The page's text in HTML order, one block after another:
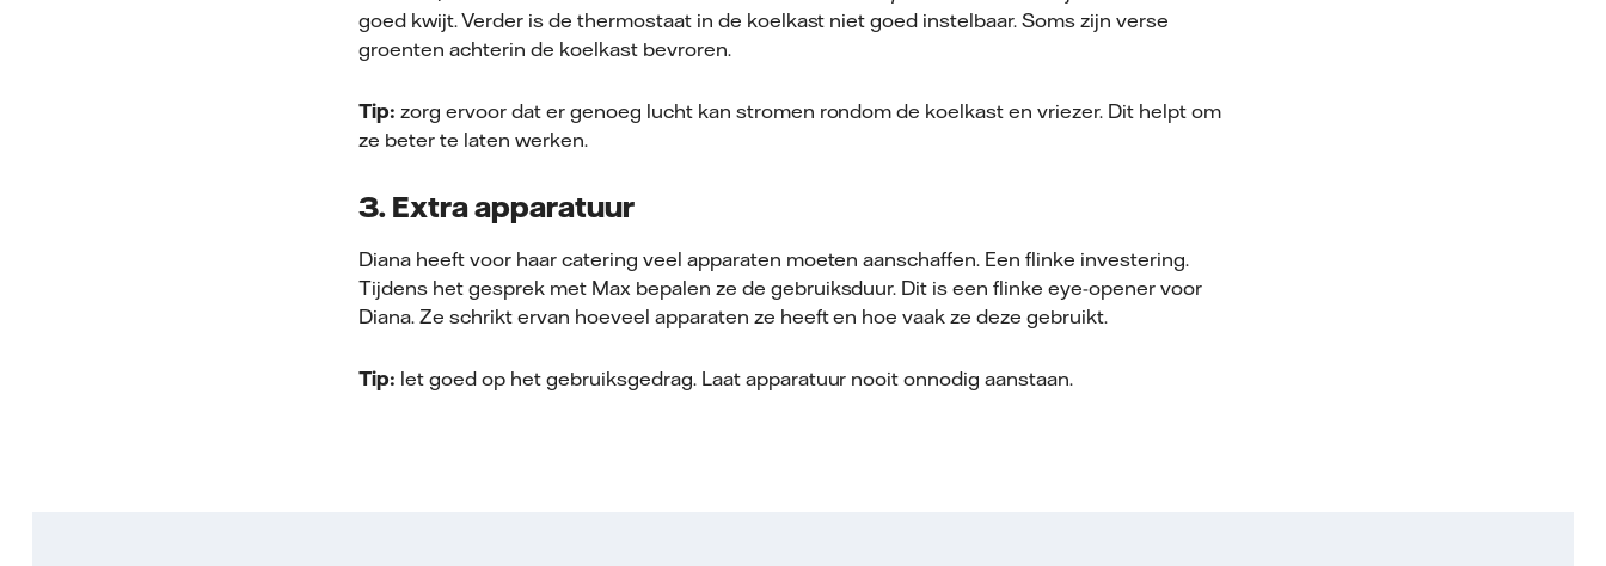
goed kwijt. Verder is de thermostaat in de koelkast niet goed instelbaar. Soms zijn verse
groenten achterin de koelkast bevroren.
Tip: zorg ervoor dat er genoeg lucht kan stromen rondom de koelkast en vriezer. Dit helpt om
ze beter te laten werken.
3. Extra apparatuur
Diana heeft voor haar catering veel apparaten moeten aanschaffen. Een flinke investering.
Tijdens het gesprek met Max bepalen ze de gebruiksduur. Dit is een flinke eye-opener voor
Diana. Ze schrikt ervan hoeveel apparaten ze heeft en hoe vaak ze deze gebruikt.
Tip: let goed op het gebruiksgedrag. Laat apparatuur nooit onnodig aanstaan.